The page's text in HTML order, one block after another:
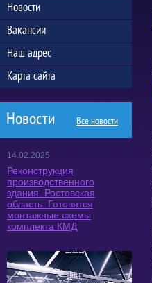
Новости
Вакансии
Наш адрес
Карта сайта
Новости Все новости
14.02.2025
Реконструкция
производственного
здания. Ростовская
область. Готовятся
монтажные схемы
комплекта КМД